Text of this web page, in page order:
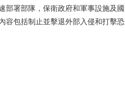
部署部隊，保衛政府和軍事設施及國
容包括制止並擊退外部入侵和打擊恐